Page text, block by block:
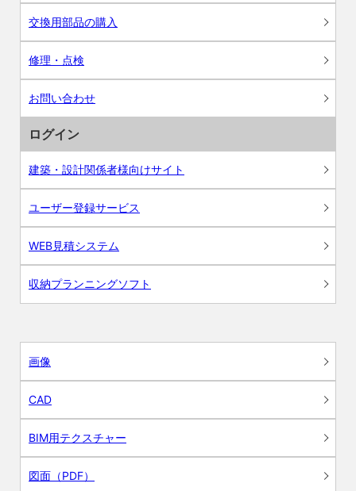
交換用部品の購入
修理・点検
お問い合わせ
ログイン
建築・設計関係者様向けサイト
ユーザー登録サービス
WEB見積システム
収納プランニングソフト
画像
CAD
BIM用テクスチャー
図面（PDF）